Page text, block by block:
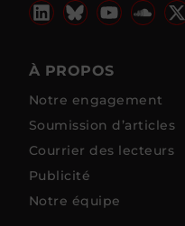
À PROPOS
Notre engagement
Soumission d’articles
Courrier des lecteurs
Publicité
Notre équipe